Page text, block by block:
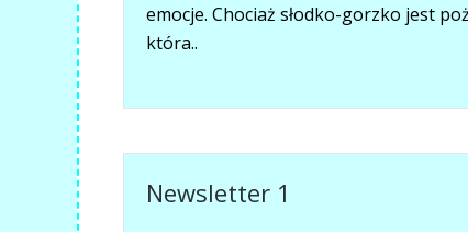
emocje. Chociaż słodko-gorzko jest
która..
Newsletter 1